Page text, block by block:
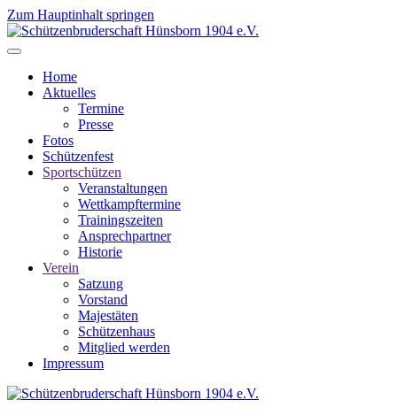
Zum Hauptinhalt springen
Home
Aktuelles
Termine
Presse
Fotos
Schützenfest
Sportschützen
Veranstaltungen
Wettkampftermine
Trainingszeiten
Ansprechpartner
Historie
Verein
Satzung
Vorstand
Majestäten
Schützenhaus
Mitglied werden
Impressum